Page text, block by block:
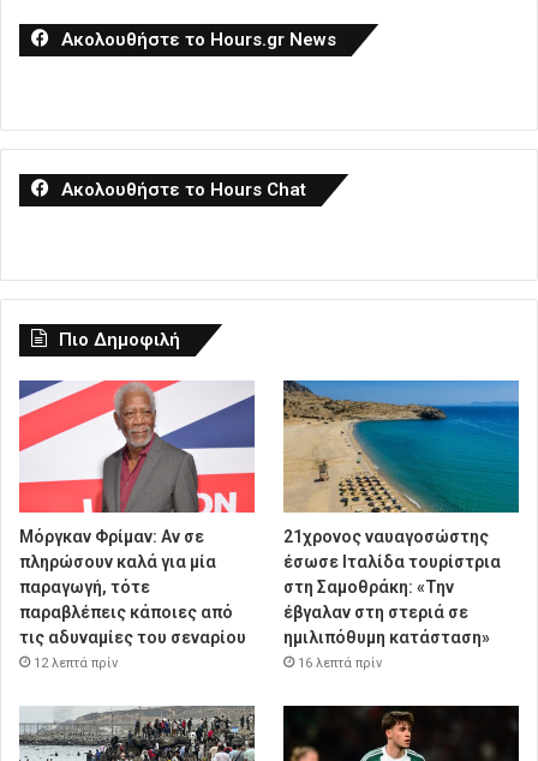
Ακολουθήστε το Hours.gr News
Ακολουθήστε το Hours Chat
Πιο Δημοφιλή
Μόργκαν Φρίμαν: Αν σε
πληρώσουν καλά για μία
παραγωγή, τότε
παραβλέπεις κάποιες από
τις αδυναμίες του σεναρίου
12 λεπτά πρίν
21χρονος ναυαγοσώστης
έσωσε Ιταλίδα τουρίστρια
στη Σαμοθράκη: «Την
έβγαλαν στη στεριά σε
ημιλιπόθυμη κατάσταση»
16 λεπτά πρίν